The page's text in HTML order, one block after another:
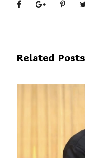
Related Posts